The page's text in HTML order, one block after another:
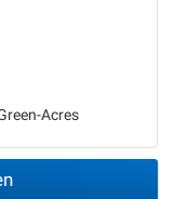
Acres